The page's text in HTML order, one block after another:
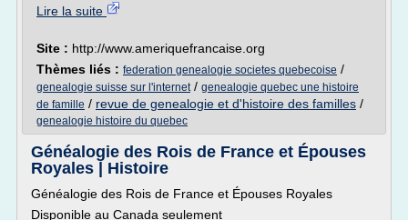
Lire la suite
Site : http://www.ameriquefrancaise.org
Thèmes liés : federation genealogie societes quebecoise /
genealogie suisse sur l'internet/ genealogie quebec une histoire
de famille / revue de genealogie et d'histoire des familles /
genealogie histoire du quebec
Généalogie des Rois de France et Épouses
Royales | Histoire
Généalogie des Rois de France et Épouses Royales
Disponible au Canada seulement